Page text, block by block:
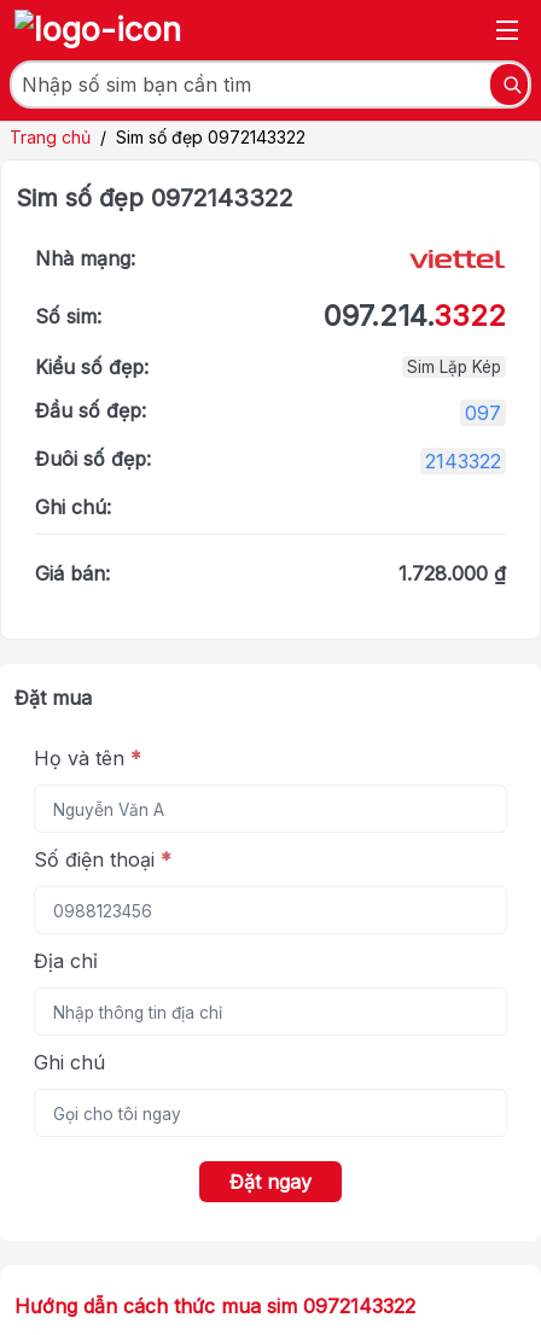
Trang chủ / Sim số đẹp 0972143322
Sim số đẹp 0972143322
Nhà mạng:
Số sim: 097.214.3322
Kiểu số đẹp: Sim Lặp Kép
Đầu số đẹp:
097
Đuôi số đẹp:
2143322
Ghi chú:
Giá bán: 1.728.000 ₫
Đặt mua
Họ và tên *
Số điện thoại *
Địa chỉ
Ghi chú
Đặt ngay
Hướng dẫn cách thức mua sim 0972143322